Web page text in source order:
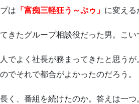
は 「富痴三軽狂う～ぷゥ」 に変える
きたグループ相談役だった男。こ
でよく社長が務まってきたと思う
でそれで都合がよかったのだろう。
く、番組を続けたのか。答えは一